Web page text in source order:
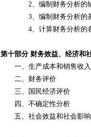
2、编制财务分析的辅
3、编制财务分析的基本
4、计算财务分析的各项
第十部分 财务效益、经济和
一、生产成本和销售收入
二、财务评价
三、国民经济评价
四、不确定性分析
五、社会效益和社会影响